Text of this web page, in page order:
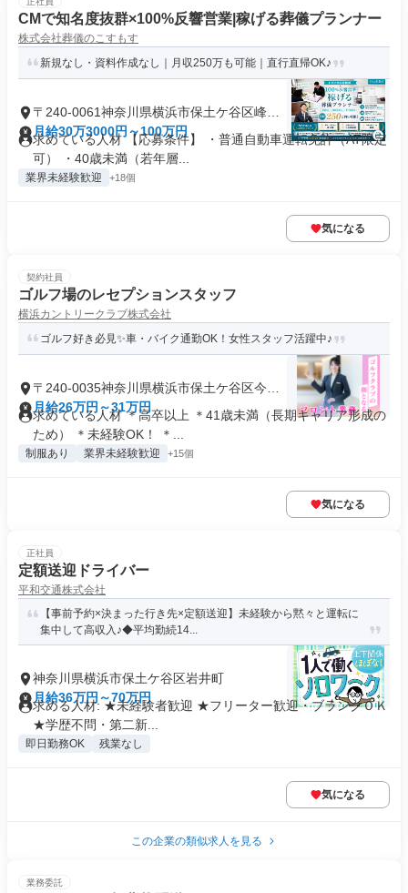
CMで知名度抜群×100%反響営業|稼げる葬儀プランナー
株式会社葬儀のこすもす
新規なし・資料作成なし｜月収250万も可能｜直行直帰OK♪
〒240-0061神奈川県横浜市保土ケ谷区峰沢
町
月給30万3000円～100万円
求めている人材 【応募条件】 ・普通自動車運転免許（AT限定
可） ・40歳未満（若年層...
業界未経験歓迎 +18個
気になる
契約社員
ゴルフ場のレセプションスタッフ
横浜カントリークラブ株式会社
ゴルフ好き必見✨車・バイク通勤OK！女性スタッフ活躍中♪
〒240-0035神奈川県横浜市保土ケ谷区今井
町
月給26万円～31万円
求めている人材 ＊高卒以上 ＊41歳未満（長期キャリア形成の
ため） ＊未経験OK！ ＊...
制服あり 業界未経験歓迎 +15個
気になる
正社員
定額送迎ドライバー
平和交通株式会社
【事前予約×決まった行き先×定額送迎】未経験から黙々と運転に
集中して高収入♪◆平均勤続14...
神奈川県横浜市保土ケ谷区岩井町
月給36万円～70万円
求める人材: ★未経験者歓迎 ★フリーター歓迎・ブランクＯＫ
★学歴不問・第二新...
即日勤務OK 残業なし
気になる
この企業の類似求人を見る
業務委託